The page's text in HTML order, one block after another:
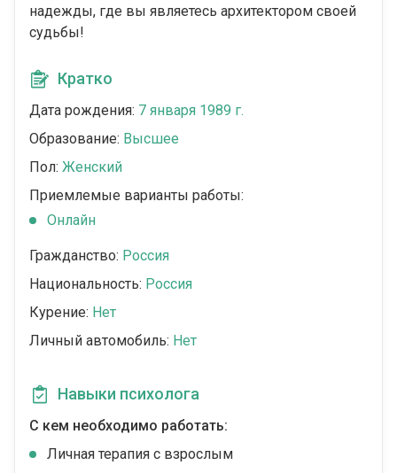
надежды, где вы являетесь архитектором своей
судьбы!
Кратко
Дата рождения: 7 января 1989 г.
Образование: Высшее
Пол: Женский
Приемлемые варианты работы:
Онлайн
Гражданство: Россия
Национальность: Россия
Курение: Нет
Личный автомобиль: Нет
Навыки психолога
С кем необходимо работать:
Личная терапия с взрослым